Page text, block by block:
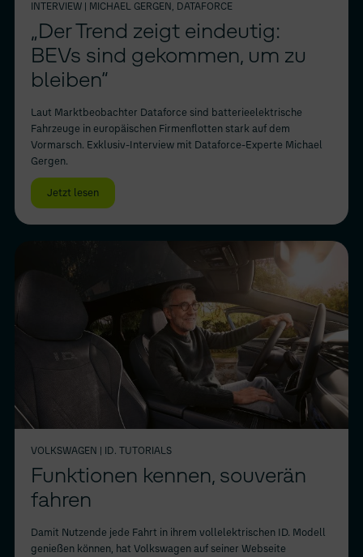
INTERVIEW | MICHAEL GERGEN, DATAFORCE
„Der Trend zeigt eindeutig:
BEVs sind gekommen, um zu
bleiben“
Laut Marktbeobachter Dataforce sind batterieelektrische
Fahrzeuge in europäischen Firmenflotten stark auf dem
Vormarsch. Exklusiv-Interview mit Dataforce-Experte Michael
Gergen.
Jetzt lesen
VOLKSWAGEN | ID. TUTORIALS
Funktionen kennen, souverän
fahren
Damit Nutzende jede Fahrt in ihrem vollelektrischen ID. Modell
genießen können, hat Volkswagen auf seiner Webseite